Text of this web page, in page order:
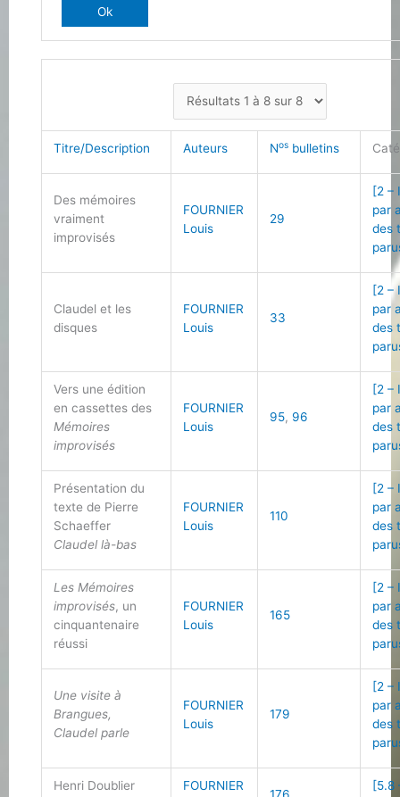
Titre/Description Auteurs Nos bulletins
Des mémoires
vraiment
improvisés
FOURNIER
Louis
29
[2 –
par
des
Claudel et les
disques
FOURNIER
Louis
33
[2 –
par
des
Vers une édition
en cassettes des
Mémoires
improvisés
FOURNIER
Louis
95, 96
[2 –
par
des
Présentation du
texte de Pierre
Schaeffer
Claudel là-bas
FOURNIER
Louis
110
[2 –
par
des
Les Mémoires
improvisés, un
cinquantenaire
réussi
FOURNIER
Louis
165
[2 –
par
des
Une visite à
Brangues,
Claudel parle
FOURNIER
Louis
179
[2 –
par
des
Henri Doublier FOURNIER [5.8